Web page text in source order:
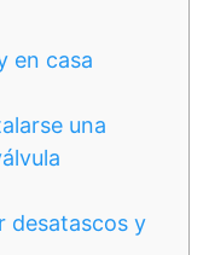
en casa
una
desatascos y